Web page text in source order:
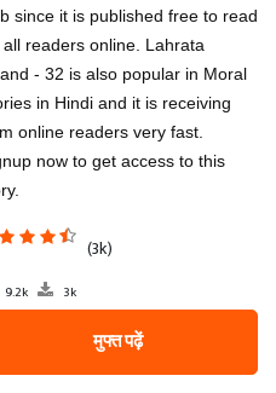
since it is published free to read
readers online. Lahrata
- 32 is also popular in Moral
in Hindi and it is receiving
online readers very fast.
now to get access to this
(3k)
9.2k 3k
मुफ्त पढ़ें